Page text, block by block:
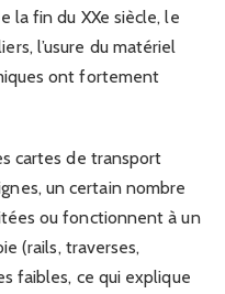
la fin du XXe siècle, le
l’usure du matériel
ont fortement
cartes de transport
un certain nombre
ou fonctionnent à un
(rails, traverses,
faibles, ce qui explique